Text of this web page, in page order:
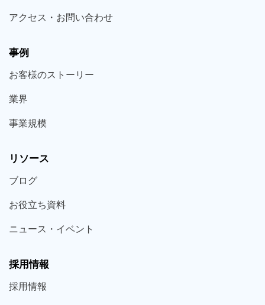
アクセス・お問い合わせ
事例
お客様のストーリー
業界
事業規模
リソース
ブログ
お役立ち資料
ニュース・ イベント
採用情報
採用情報